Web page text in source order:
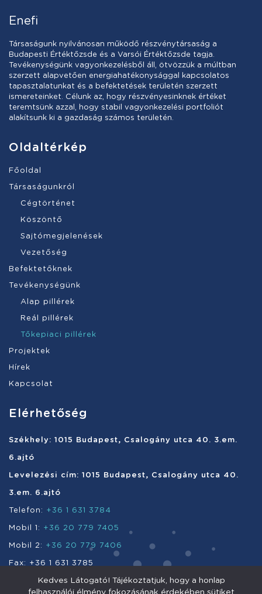
Enefi
Társaságunk nyilvánosan működő részvénytársaság a
Budapesti Értéktőzsde és a Varsói Értéktőzsde tagja.
Tevékenységünk vagyonkezelésből áll, ötvözzük a múltban
szerzett alapvetően energiahatékonysággal kapcsolatos
tapasztalatunkat és a befektetések területén szerzett
ismereteinket. Célunk az, hogy részvényesinknek értéket
teremtsünk azzal, hogy stabil vagyonkezelési portfoliót
alakítsunk ki a gazdaság számos területén.
Oldaltérkép
Főoldal
Társaságunkról
Cégtörténet
Köszöntő
Sajtómegjelenések
Vezetőség
Befektetőknek
Tevékenységünk
Alap pillérek
Reál pillérek
Tőkepiaci pillérek
Projektek
Hírek
Kapcsolat
Elérhetőség
Székhely: 1015 Budapest, Csalogány utca 40. 3.em.
6.ajtó
Levelezési cím: 1015 Budapest, Csalogány utca 40.
3.em. 6.ajtó
Telefon: +36 1 631 3784
Mobil 1: +36 20 779 7405
Mobil 2: +36 20 779 7406
Fax: +36 1 631 3785
e-mail:info@enefi.hu
Kedves Látogató! Tájékoztatjuk, hogy a honlap
felhasználói élmény fokozásának érdekében sütiket